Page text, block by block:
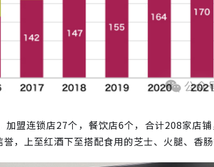
盟连锁店27个，餐饮店6个，合计208家店铺
，上至红酒下至搭配食用的芝士、火腿、香